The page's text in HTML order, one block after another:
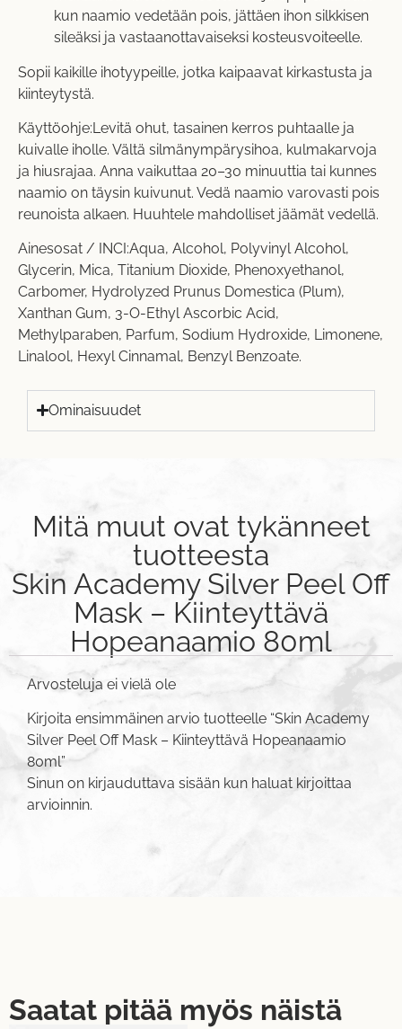
kun naamio vedetään pois, jättäen ihon silkkisen
sileäksi ja vastaanottavaiseksi kosteusvoiteelle.
Sopii kaikille ihotyypeille, jotka kaipaavat kirkastusta ja
kiinteytystä.
Käyttöohje:Levitä ohut, tasainen kerros puhtaalle ja
kuivalle iholle. Vältä silmänympärysihoa, kulmakarvoja
ja hiusrajaa. Anna vaikuttaa 20–30 minuuttia tai kunnes
naamio on täysin kuivunut. Vedä naamio varovasti pois
reunoista alkaen. Huuhtele mahdolliset jäämät vedellä.
Ainesosat / INCI:Aqua, Alcohol, Polyvinyl Alcohol,
Glycerin, Mica, Titanium Dioxide, Phenoxyethanol,
Carbomer, Hydrolyzed Prunus Domestica (Plum),
Xanthan Gum, 3-O-Ethyl Ascorbic Acid,
Methylparaben, Parfum, Sodium Hydroxide, Limonene,
Linalool, Hexyl Cinnamal, Benzyl Benzoate.
Ominaisuudet
Mitä muut ovat tykänneet
tuotteesta
Skin Academy Silver Peel Off
Mask – Kiinteyttävä
Hopeanaamio 80ml
Arvosteluja ei vielä ole
Kirjoita ensimmäinen arvio tuotteelle “Skin Academy
Silver Peel Off Mask – Kiinteyttävä Hopeanaamio
80ml”
Sinun on kirjauduttava sisään kun haluat kirjoittaa
arvioinnin.
Saatat pitää myös näistä